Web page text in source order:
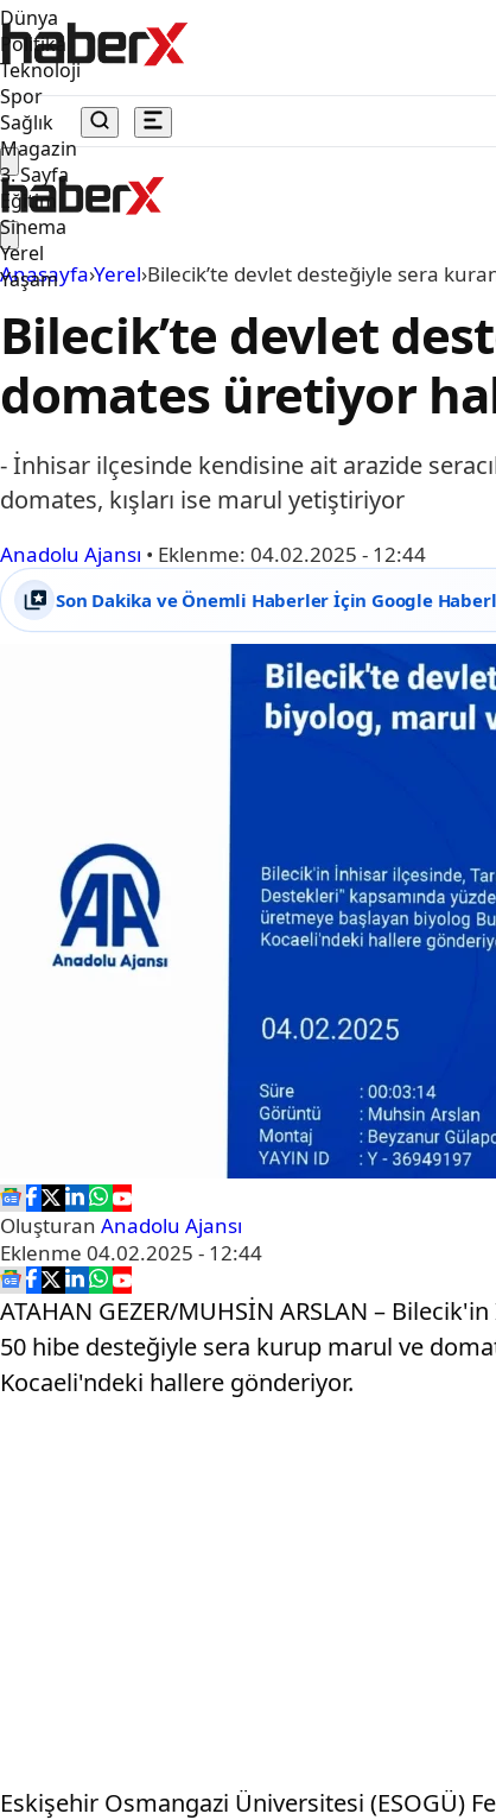
Dünya
Politika
Teknoloji
Spor
Sağlık
Magazin
3. Sayfa
Eğitim
Sinema
Yerel
Yaşam
Anasayfa›Yerel›Bilecik’te devlet desteğiyle sera
Bilecik’te devlet
domates üretiyor
- İnhisar ilçesinde kendisine ait arazide
domates, kışları ise marul yetiştiriyor
Anadolu Ajansı • Eklenme: 04.02.2025 - 12:44
Son Dakika ve Önemli Haberler İçin Google
Oluşturan Anadolu Ajansı
Eklenme 04.02.2025 - 12:44
ATAHAN GEZER/MUHSİN ARSLAN –
50 hibe desteğiyle sera kurup marul ve
Kocaeli'ndeki hallere gönderiyor.
Eskişehir Osmangazi Üniversitesi (ESOGÜ)